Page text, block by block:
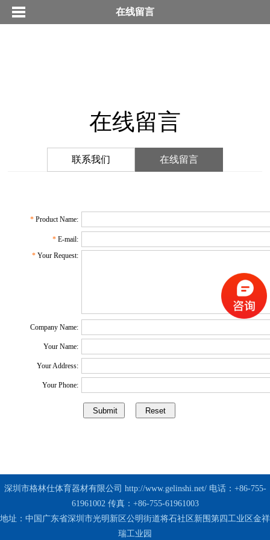
在线留言
在线留言
联系我们 在线留言
*Product Name:
* E-mail:
* Your Request:
Company Name:
Your Name:
Your Address:
Your Phone:
深圳市格林仕体育器材有限公司 http://www.gelinshi.net/电话：+86-755-
61961002 传真：+86-755-61961003
地址：中国广东省深圳市光明新区公明街道将石社区新围第四工业区金祥
瑞工业园